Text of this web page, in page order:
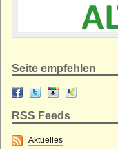
Seite empfehlen
RSS Feeds
Aktuelles